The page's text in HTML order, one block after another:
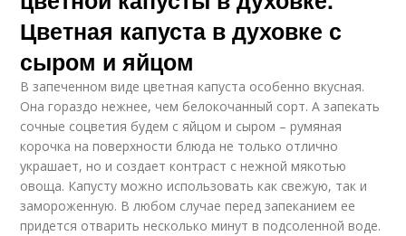
Цветная капуста в духовке с
сыром и яйцом
В запеченном виде цветная капуста особенно вкусная.
Она гораздо нежнее, чем белокочанный сорт. А запекать
сочные соцветия будем с яйцом и сыром – румяная
корочка на поверхности блюда не только отлично
украшает, но и создает контраст с нежной мякотью
овоща. Капусту можно использовать как свежую, так и
замороженную. В любом случае перед запеканием ее
придется отварить несколько минут в подсоленной воде.